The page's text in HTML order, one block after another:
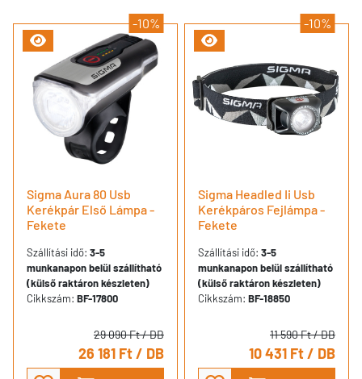
-10%
Sigma Aura 80 Usb
Kerékpár Első Lámpa -
Fekete
Szállítási idő: 3-5
munkanapon belül szállítható
(külső raktáron készleten)
Cikkszám: BF-17800
29 090 Ft/ DB
26 181 Ft/ DB
-10%
Sigma Headled Ii Usb
Kerékpáros Fejlámpa -
Fekete
Szállítási idő: 3-5
munkanapon belül szállítható
(külső raktáron készleten)
Cikkszám: BF-18850
11 590 Ft/ DB
10 431 Ft/ DB